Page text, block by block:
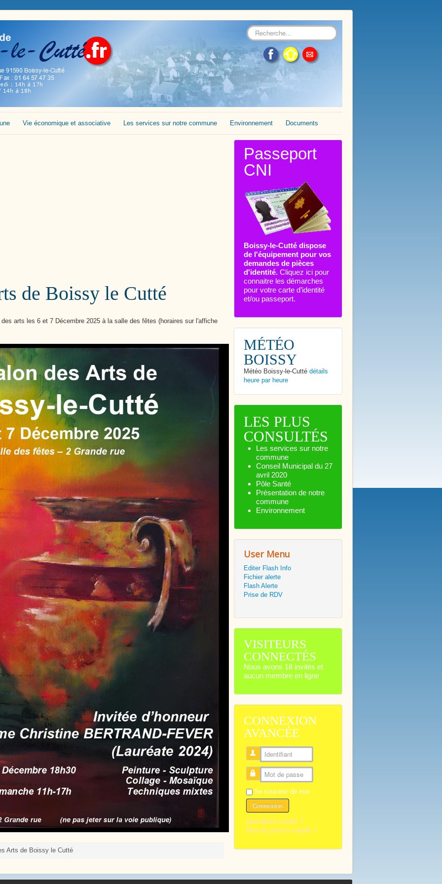
Rechercher
Vie économique et associative Les services sur notre commune Environnement Documents
de Boissy le Cutté
arts les 6 et 7 Décembre 2025 à la salle des fêtes (horaires sur l'affiche
Arts de Boissy le Cutté
Passeport
CNI
Boissy-le-Cutté dispose
de l'équipement pour vos
demandes de pièces
d'identité. Cliquez ici pour
connaitre les démarches
pour votre carte d’identité
et/ou passeport.
MÉTÉO
BOISSY
Météo Boissy-le-Cutté détails
heure par heure
LES PLUS
CONSULTÉS
Les services sur notre
commune
Conseil Municipal du 27
avril 2020
Pôle Santé
Présentation de notre
commune
Environnement
User Menu
Editer Flash Info
Fichier alerte
Flash Alerte
Prise de RDV
VISITEURS
CONNECTÉS
Nous avons 18 invités et
aucun membre en ligne
CONNEXION
AVANCÉE
Identifiant
Mot de passe
Se souvenir de moi
Connexion
Identifiant oublié ?
Mot de passe oublié ?